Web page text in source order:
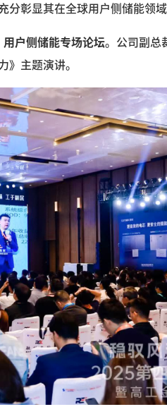
分彰显其在全球用户侧储能领
户侧储能专场论坛。公司副总
》主题演讲。